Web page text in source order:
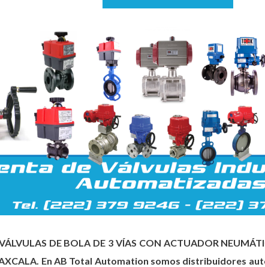
DE BOLA DE 3 VÍAS CON ACTUADOR
En AB Total Automation somos distribuidores